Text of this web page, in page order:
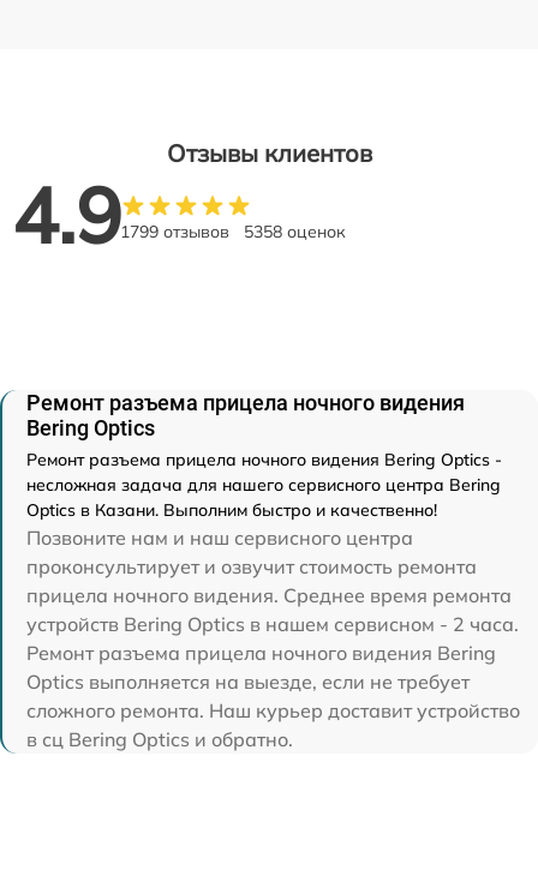
Отзывы клиентов
4.91799 отзывов 5358 оценок
Ремонт разъема прицела ночного видения
Bering Optics
Ремонт разъема прицела ночного видения Bering Optics -
несложная задача для нашего сервисного центра Bering
Optics в Казани. Выполним быстро и качественно!
Позвоните нам и наш сервисного центра
проконсультирует и озвучит стоимость ремонта
прицела ночного видения. Среднее время ремонта
устройств Bering Optics в нашем сервисном - 2 часа.
Ремонт разъема прицела ночного видения Bering
Optics выполняется на выезде, если не требует
сложного ремонта. Наш курьер доставит устройство
в сц Bering Optics и обратно.